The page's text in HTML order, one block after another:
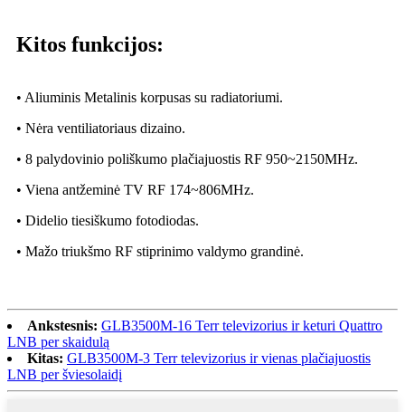
Kitos funkcijos:
• Aliuminis Metalinis korpusas su radiatoriumi.
• Nėra ventiliatoriaus dizaino.
• 8 palydovinio poliškumo plačiajuostis RF 950~2150MHz.
• Viena antžeminė TV RF 174~806MHz.
• Didelio tiesiškumo fotodiodas.
• Mažo triukšmo RF stiprinimo valdymo grandinė.
Ankstesnis: GLB3500M-16 Terr televizorius ir keturi Quattro
LNB per skaidulą
Kitas: GLB3500M-3 Terr televizorius ir vienas plačiajuostis
LNB per šviesolaidį